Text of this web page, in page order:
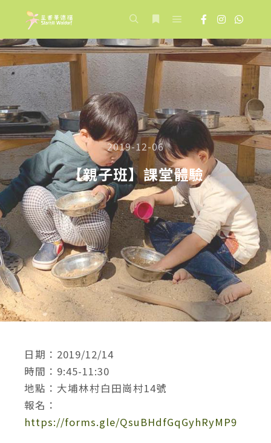
2019-12-06
【親子班】課堂體驗
日期：2019/12/14
時間：9:45-11:30
地點：大埔林村白田崗村14號
報名：
https://forms.gle/QsuBHdfGqGyhRyMP9